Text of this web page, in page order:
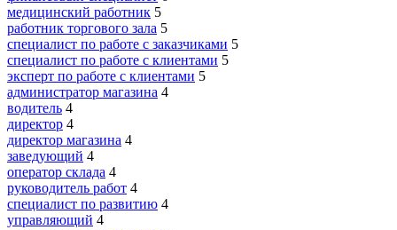
медицинский работник 5
работник торгового зала 5
специалист по работе с заказчиками 5
специалист по работе с клиентами 5
эксперт по работе с клиентами 5
администратор магазина 4
водитель 4
директор 4
директор магазина 4
заведующий 4
оператор склада 4
руководитель работ 4
специалист по развитию 4
управляющий 4